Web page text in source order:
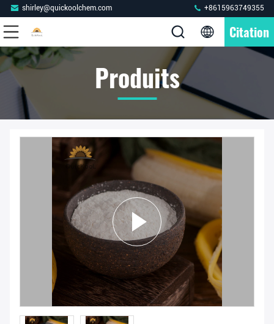
shirley@quickoolchem.com +8615963749355
Citation
Produits